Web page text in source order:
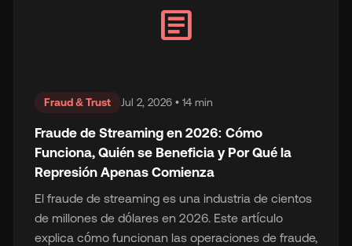
article
Fraud & Trust Jul 2, 2026 • 14 min
Fraude de Streaming en 2026: Cómo
Funciona, Quién se Beneficia y Por Qué la
Represión Apenas Comienza
El fraude de streaming es una industria de cientos
de millones de dólares en 2026. Este artículo
explica cómo funcionan las operaciones de fraude,